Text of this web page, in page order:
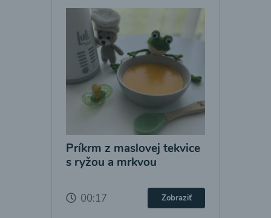
Príkrm z maslovej tekvice
s ryžou a mrkvou
00:17 Zobraziť